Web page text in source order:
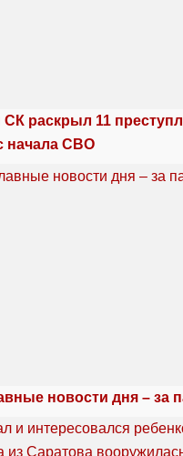
СК раскрыл 11
начала СВО
новости дня – за